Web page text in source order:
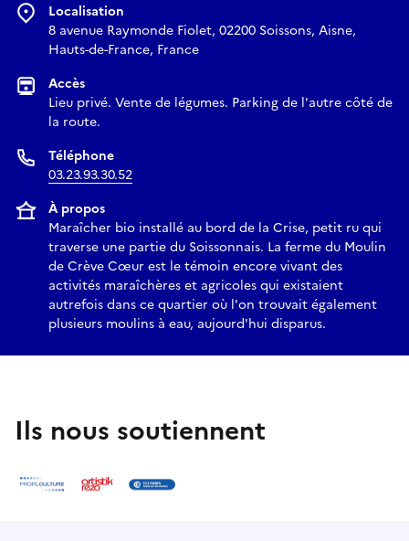
Localisation
8 avenue Raymonde Fiolet, 02200 Soissons, Aisne,
Hauts-de-France, France
Accès
Lieu privé. Vente de légumes. Parking de l'autre côté de
la route.
Téléphone
03.23.93.30.52
À propos
Maraîcher bio installé au bord de la Crise, petit ru qui
traverse une partie du Soissonnais. La ferme du Moulin
de Crève Cœur est le témoin encore vivant des
activités maraîchères et agricoles qui existaient
autrefois dans ce quartier où l'on trouvait également
plusieurs moulins à eau, aujourd'hui disparus.
Ils nous soutiennent